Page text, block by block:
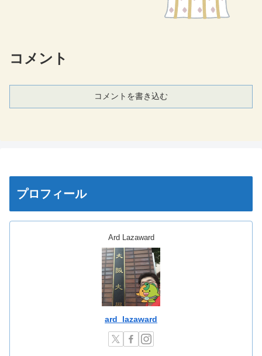
コメント
コメントを書き込む
プロフィール
Ard Lazaward
ard_lazaward